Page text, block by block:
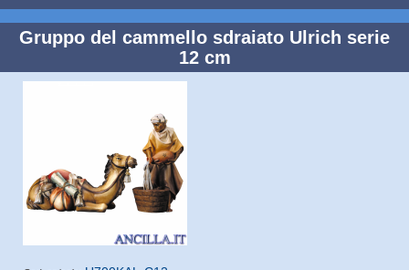
Gruppo del cammello sdraiato Ulrich serie
12 cm